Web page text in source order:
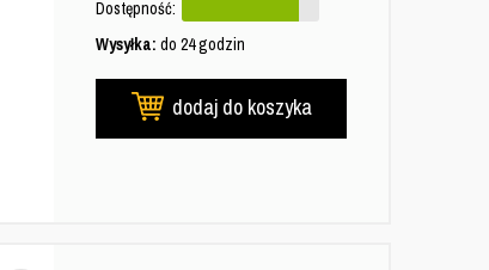
Dostępność:
Wysyłka: do 24 godzin
dodaj do koszyka